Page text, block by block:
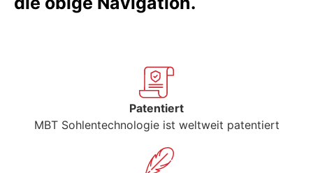
Patentiert
MBT Sohlentechnologie ist weltweit patentiert